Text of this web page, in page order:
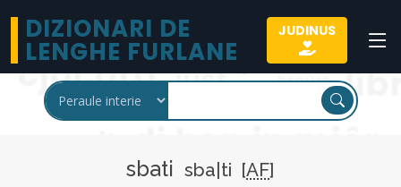
DIZIONARI DE
LENGHE FURLANE
JUDINUS
sbati sba|ti [AF]